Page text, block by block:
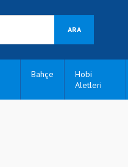
ARA
Bahçe
Hobi
Aletleri